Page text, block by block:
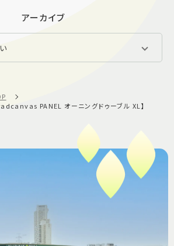
アーカイブ
PANEL オーニングドゥーブル XL】